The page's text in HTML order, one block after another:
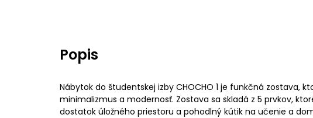
Popis
Nábytok do študentskej izby CHOCHO 1 je funkčná zostava,
minimalizmus a modernosť. Zostava sa skladá z 5 prvkov,
dostatok úložného priestoru a pohodlný kútik na učenie a